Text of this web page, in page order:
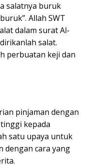
salatnya buruk
Allah SWT
dalam surat Al-
salat.
perbuatan keji dan
pinjaman dengan
kepada
satu upaya untuk
dengan cara yang